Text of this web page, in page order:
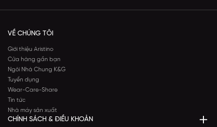
VỀ CHÚNG TÔI
Giới thiệu Aristino
Cửa hàng gần bạn
Ngôi Nhà Chung K&G
Tuyển dụng
Wear-Care-Share
Tin tức
Nhà máy sản xuất
CHÍNH SÁCH & ĐIỀU KHOẢN